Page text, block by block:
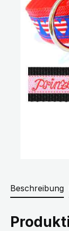
Beschreibung